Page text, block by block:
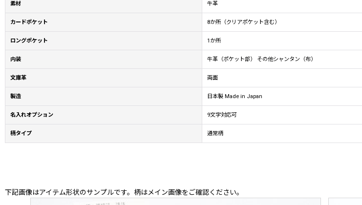
素材 牛革
カードポケット 8か所（クリアポケット含む）
ロングポケット 1か所
内装 牛革（ポケット部） その他シャンタン（布）
文庫革 両面
製造 日本製 Made in Japan
名入れオプション 9文字対応可
柄タイプ 通常柄
下記画像はアイテム形状のサンプルです。柄はメイン画像をご確認ください。